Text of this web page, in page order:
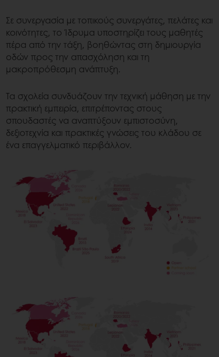
Σε συνεργασία με τοπικούς συνεργάτες, πελάτες και
κοινότητες, το Ίδρυμα υποστηρίζει τους μαθητές
πέρα από την τάξη, βοηθώντας στη δημιουργία
οδών προς την απασχόληση και τη
μακροπρόθεσμη ανάπτυξη.
Τα σχολεία συνδυάζουν την τεχνική μάθηση με την
πρακτική εμπειρία, επιτρέποντας στους
σπουδαστές να αναπτύξουν εμπιστοσύνη,
δεξιοτεχνία και πρακτικές γνώσεις του κλάδου σε
ένα επαγγελματικό περιβάλλον.